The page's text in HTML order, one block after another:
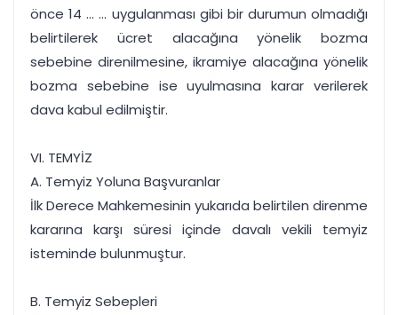
önce 14 ... ... uygulanması gibi bir durumun olmadığı
belirtilerek ücret alacağına yönelik bozma
sebebine direnilmesine, ikramiye alacağına yönelik
bozma sebebine ise uyulmasına karar verilerek
dava kabul edilmiştir.
VI. TEMYİZ
A. Temyiz Yoluna Başvuranlar
İlk Derece Mahkemesinin yukarıda belirtilen direnme
kararına karşı süresi içinde davalı vekili temyiz
isteminde bulunmuştur.
B. Temyiz Sebepleri